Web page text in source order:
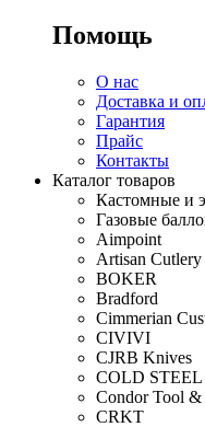
Помощь
О нас
Доставка и
Гарантия
Прайс
Контакты
Каталог товаров
Кастомные и
Газовые
Aimpoint
Artisan Cutlery
BOKER
Bradford
Cimmerian
CIVIVI
CJRB Knives
COLD STEEL
Condor Tool
CRKT